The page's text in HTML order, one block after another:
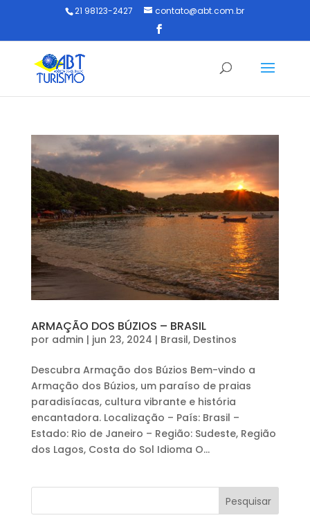
21 98123-2427 contato@abt.com.br
ARMAÇÃO DOS BÚZIOS – BRASIL
por admin | jun 23, 2024 | Brasil, Destinos
Descubra Armação dos Búzios Bem-vindo a
Armação dos Búzios, um paraíso de praias
paradisíacas, cultura vibrante e história
encantadora. Localização – País: Brasil –
Estado: Rio de Janeiro – Região: Sudeste, Região
dos Lagos, Costa do Sol Idioma O...
Pesquisar